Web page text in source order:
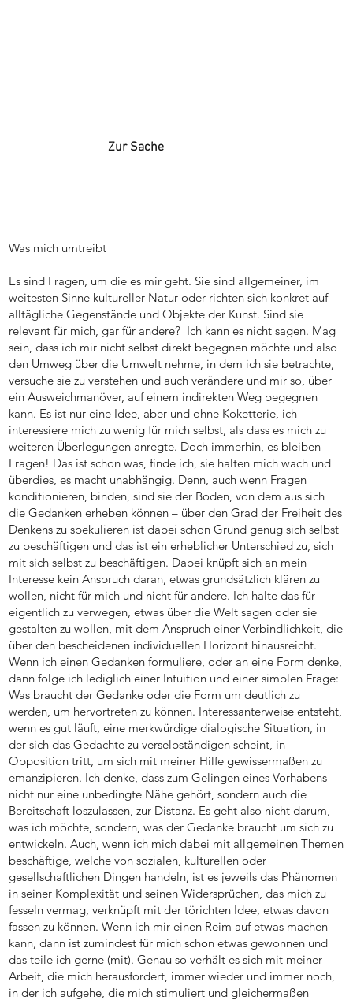
Zur Sache
Was mich umtreibt
Es sind Fragen, um die es mir geht. Sie sind allgemeiner, im
weitesten Sinne kultureller Natur oder richten sich konkret auf
alltägliche Gegenstände und Objekte der Kunst. Sind sie
relevant für mich, gar für andere? Ich kann es nicht sagen. Mag
sein, dass ich mir nicht selbst direkt begegnen möchte und also
den Umweg über die Umwelt nehme, in dem ich sie betrachte,
versuche sie zu verstehen und auch verändere und mir so, über
ein Ausweichmanöver, auf einem indirekten Weg begegnen
kann. Es ist nur eine Idee, aber und ohne Koketterie, ich
interessiere mich zu wenig für mich selbst, als dass es mich zu
weiteren Überlegungen anregte. Doch immerhin, es bleiben
Fragen! Das ist schon was, finde ich, sie halten mich wach und
überdies, es macht unabhängig. Denn, auch wenn Fragen
konditionieren, binden, sind sie der Boden, von dem aus sich
die Gedanken erheben können – über den Grad der Freiheit des
Denkens zu spekulieren ist dabei schon Grund genug sich selbst
zu beschäftigen und das ist ein erheblicher Unterschied zu, sich
mit sich selbst zu beschäftigen. Dabei knüpft sich an mein
Interesse kein Anspruch daran, etwas grundsätzlich klären zu
wollen, nicht für mich und nicht für andere. Ich halte das für
eigentlich zu verwegen, etwas über die Welt sagen oder sie
gestalten zu wollen, mit dem Anspruch einer Verbindlichkeit, die
über den bescheidenen individuellen Horizont hinausreicht.
Wenn ich einen Gedanken formuliere, oder an eine Form denke,
dann folge ich lediglich einer Intuition und einer simplen Frage:
Was braucht der Gedanke oder die Form um deutlich zu
werden, um hervortreten zu können. Interessanterweise entsteht,
wenn es gut läuft, eine merkwürdige dialogische Situation, in
der sich das Gedachte zu verselbständigen scheint, in
Opposition tritt, um sich mit meiner Hilfe gewissermaßen zu
emanzipieren. Ich denke, dass zum Gelingen eines Vorhabens
nicht nur eine unbedingte Nähe gehört, sondern auch die
Bereitschaft loszulassen, zur Distanz. Es geht also nicht darum,
was ich möchte, sondern, was der Gedanke braucht um sich zu
entwickeln. Auch, wenn ich mich dabei mit allgemeinen Themen
beschäftige, welche von sozialen, kulturellen oder
gesellschaftlichen Dingen handeln, ist es jeweils das Phänomen
in seiner Komplexität und seinen Widersprüchen, das mich zu
fesseln vermag, verknüpft mit der törichten Idee, etwas davon
fassen zu können. Wenn ich mir einen Reim auf etwas machen
kann, dann ist zumindest für mich schon etwas gewonnen und
das teile ich gerne (mit). Genau so verhält es sich mit meiner
Arbeit, die mich herausfordert, immer wieder und immer noch,
in der ich aufgehe, die mich stimuliert und gleichermaßen